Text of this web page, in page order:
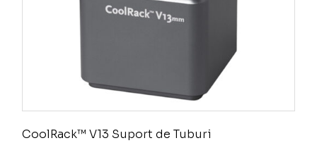
CoolRack™ V13 Suport de Tuburi